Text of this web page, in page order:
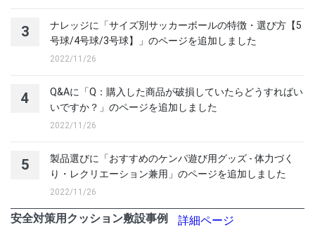
3
ナレッジに「サイズ別サッカーボールの特徴・選び方【5
号球/4号球/3号球】」のページを追加しました
2022/11/26
4
Q&Aに「Q：購入した商品が破損していたらどうすればい
いですか？」のページを追加しました
2022/11/26
5
製品選びに「おすすめのケンパ遊び用グッズ - 体力づく
り・レクリエーション兼用」のページを追加しました
2022/11/26
安全対策用クッション敷設事例 詳細ページ